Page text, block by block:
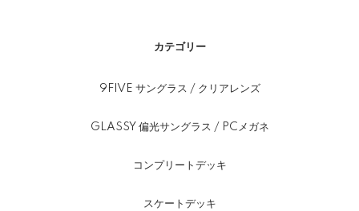
カテゴリー
9FIVE サングラス / クリアレンズ
GLASSY 偏光サングラス / PCメガネ
コンプリートデッキ
スケートデッキ